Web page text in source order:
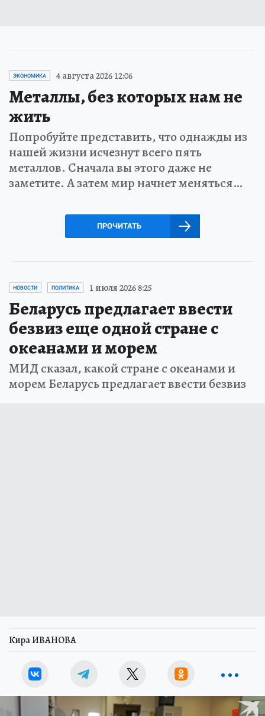
ЭКОНОМИКА 4 августа 2026 12:06
Металлы, без которых нам не
жить
Попробуйте представить, что однажды из
нашей жизни исчезнут всего пять
металлов. Сначала вы этого даже не
заметите. А затем мир начнет меняться…
ПРОЧИТАТЬ
НОВОСТИ ПОЛИТИКА 1 июля 2026 8:25
Беларусь предлагает ввести
безвиз еще одной стране с
океанами и морем
МИД сказал, какой стране с океанами и
морем Беларусь предлагает ввести безвиз
Кира ИВАНОВА